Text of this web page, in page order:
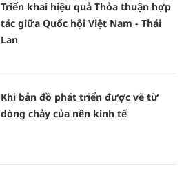
Triển khai hiệu quả Thỏa thuận hợp
tác giữa Quốc hội Việt Nam - Thái
Lan
Khi bản đồ phát triển được vẽ từ
dòng chảy của nền kinh tế